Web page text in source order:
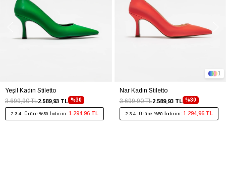
Yeşil Kadın Stiletto
%30
2.589,93 TL
3.699,90 TL
2.3.4. Ürüne %50 İndirim: 1.294,96 TL
Nar Kadın Stiletto
%30
2.589,93 TL
3.699,90 TL
2.3.4. Ürüne %50 İndirim: 1.294,96 TL
1